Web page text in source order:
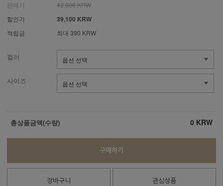
판매가
42,000 KRW
할인가
39,100 KRW
적립금 최대 390 KRW
컬러
사이즈
총상품금액(수량) 0 KRW
구매하기
장바구니 관심상품